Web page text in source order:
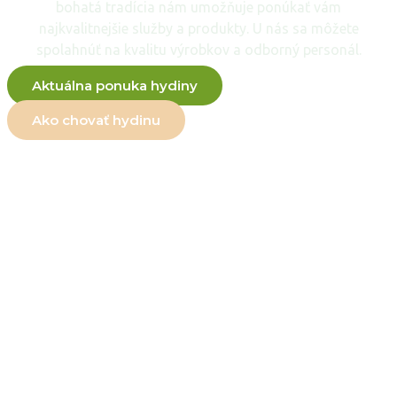
Aktuálna ponuka hydiny
Ako chovať hydinu